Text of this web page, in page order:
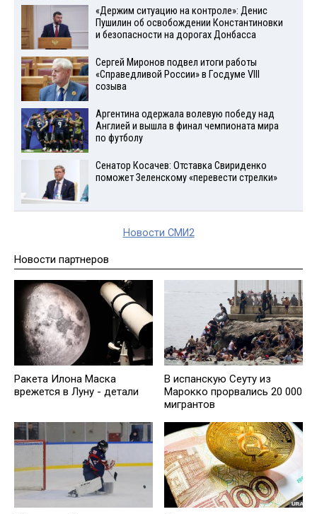
«Держим ситуацию на контроле»: Денис
Пушилин об освобождении Константиновки
и безопасности на дорогах Донбасса
Сергей Миронов подвел итоги работы
«Справедливой России» в Госдуме VIII
созыва
Аргентина одержала волевую победу над
Англией и вышла в финал чемпионата мира
по футболу
Сенатор Косачев: Отставка Свириденко
поможет Зеленскому «перевести стрелки»
Новости СМИ2
Новости партнеров
Ракета Илона Маска
врежется в Луну - детали
В испанскую Сеуту из
Марокко прорвались 20 000
мигрантов